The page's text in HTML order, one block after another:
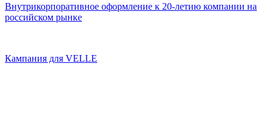
Внутрикорпоративное оформление к 20-летию компании на
российском рынке
Кампания для VELLE